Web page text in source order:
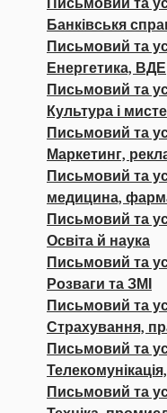
Банківськя
Письмовий та
Енергетика, ВДЕ
Письмовий та
Культура і
Письмовий та
Маркетинг,
Письмовий та
медицина,
Письмовий та
Освіта й наука
Письмовий та
Розваги та ЗМІ
Письмовий та
Страхування,
Письмовий та
Письмовий та